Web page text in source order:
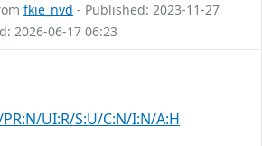
fkie_nvd - Published: 2023-11-27
2026-06-17 06:23
PR:N/UI:R/S:U/C:N/I:N/A:H